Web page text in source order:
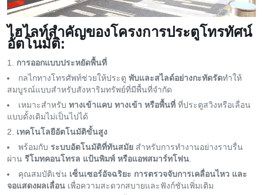
ไฮไลท์สำคัญของโครงการประตูโทรทัศน์
อัตโนมัติ:
การออกแบบประหยัดพื้นที่
กลไกทางโทรศัพท์ช่วยให้ประตู พับและสไลด์อย่างกะทัดรัดทำให้
สมบูรณ์แบบสำหรับสังหาริมทรัพย์ที่มีพื้นที่จํากัด
เหมาะสำหรับ ทางเข้าแคบ ทางเข้า หรือพื้นที่ ที่ประตูสวิงหรือเลื่อน
แบบดั้งเดิมไม่เป็นไปได้
เทคโนโลยีอัตโนมัติขั้นสูง
พร้อมกับ ระบบอัตโนมัติที่ทันสมัย สำหรับการทํางานอย่างราบรื่น
ผ่าน รีโมทคอนโทรล แป้นพิมพ์ หรือแอพสมาร์ทโฟน
คุณสมบัติเช่น เซ็นเซอร์อัจฉริยะ การตรวจจับการเคลื่อนไหว และ
จอแสดงผลเลื่อน เพื่อความสะดวกสบายและฟังก์ชันเพิ่มเติม